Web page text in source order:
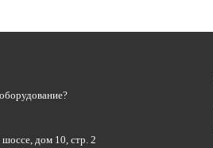
дом 10, стр. 2